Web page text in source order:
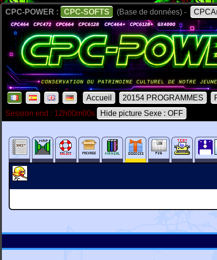
CPC-POWER : CPC-SOFTS (Base de données) -
Accueil 20154 PROGRAMMES
Session end : 12h00m00s
Hide picture Sexe : OFF